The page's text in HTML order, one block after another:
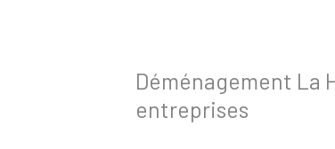
Déménagement La
entreprises